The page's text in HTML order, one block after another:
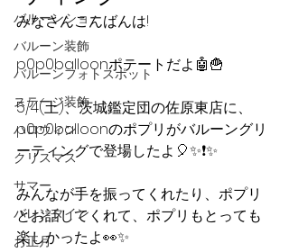
バルーンショー
バルーン装飾
バルーンフォトスポット
ステージ装飾
ハロウィン
クリスマス
サマー
バレンタイン
お正月
みなさんこんばんは!
p0p0balloonポテートだよ🤖🍟
5/4(土)、茨城鑑定団の佐原東店に、
p0p0balloonのポプリがバルーングリ
ーティングで登場したよ🎈✨❗️✨
みんなが手を振ってくれたり、ポプリ
とお話してくれて、ポプリもとっても
楽しかったよ👀✨